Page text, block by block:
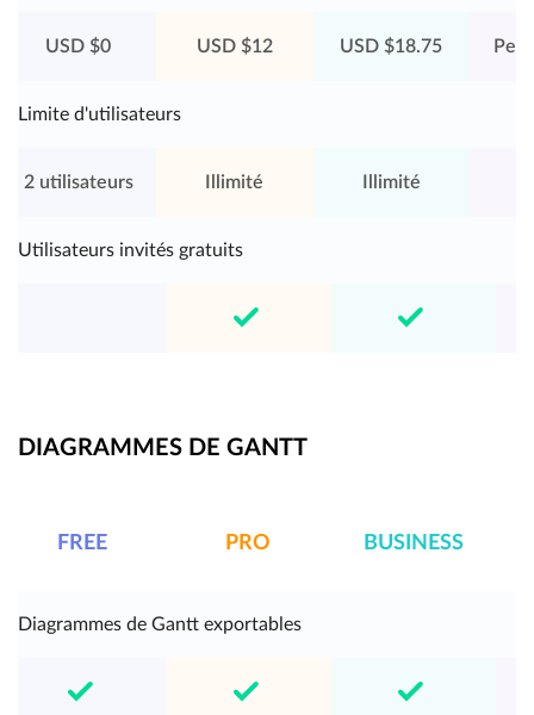
USD $0 USD $12 USD $18.75
Limite d'utilisateurs
2 utilisateurs Illimité Illimité
Utilisateurs invités gratuits
DIAGRAMMES DE GANTT
FREE PRO BUSINESS
Diagrammes de Gantt exportables